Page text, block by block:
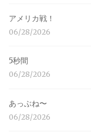
アメリカ戦！
06/28/2026
5秒間
06/28/2026
あっぶね〜
06/28/2026